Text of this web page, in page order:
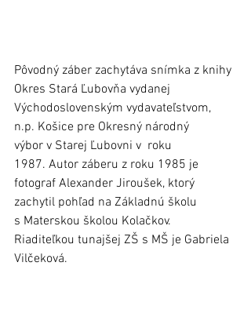
Pôvodný záber zachytáva snímka z knihy
Okres Stará Ľubovňa vydanej
Východoslovenským vydavateľstvom,
n.p. Košice pre Okresný národný
výbor v Starej Ľubovni v  roku
1987. Autor záberu z roku 1985 je
fotograf Alexander Jiroušek, ktorý
zachytil pohľad na Základnú školu
s Materskou školou Kolačkov.
Riaditeľkou tunajšej ZŠ s MŠ je Gabriela
Vilčeková.